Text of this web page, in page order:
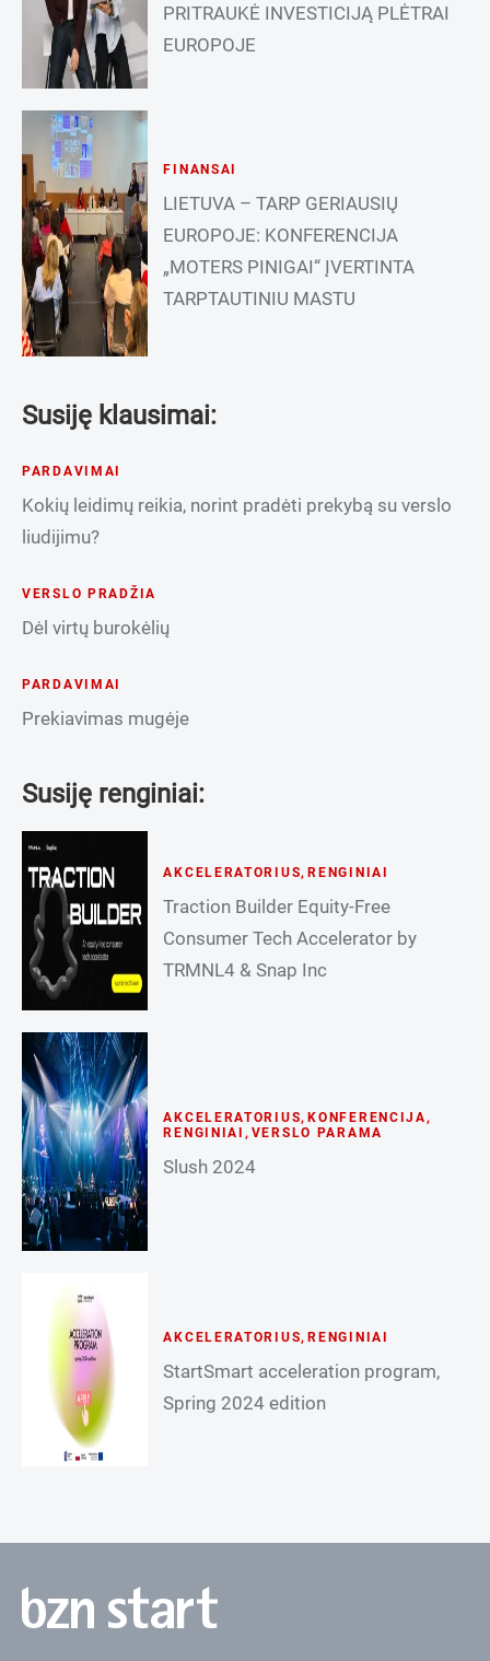
PRITRAUKĖ INVESTICIJĄ PLĖTRAI
EUROPOJE
FINANSAI
LIETUVA – TARP GERIAUSIŲ
EUROPOJE: KONFERENCIJA
„MOTERS PINIGAI“ ĮVERTINTA
TARPTAUTINIU MASTU
Susiję klausimai:
PARDAVIMAI
Kokių leidimų reikia, norint pradėti prekybą su verslo
liudijimu?
VERSLO PRADŽIA
Dėl virtų burokėlių
PARDAVIMAI
Prekiavimas mugėje
Susiję renginiai:
AKCELERATORIUS, RENGINIAI
Traction Builder Equity-Free
Consumer Tech Accelerator by
TRMNL4 & Snap Inc
AKCELERATORIUS, KONFERENCIJA,
RENGINIAI , VERSLO PARAMA
Slush 2024
AKCELERATORIUS, RENGINIAI
StartSmart acceleration program,
Spring 2024 edition